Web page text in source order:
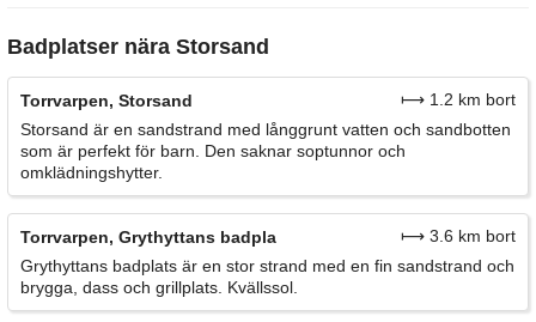
Badplatser nära Storsand
Torrvarpen, Storsand
⟼ 1.2 km bort
Storsand är en sandstrand med långgrunt vatten och sandbotten
som är perfekt för barn. Den saknar soptunnor och
omklädningshytter.
Torrvarpen, Grythyttans badpla
⟼ 3.6 km bort
Grythyttans badplats är en stor strand med en fin sandstrand och
brygga, dass och grillplats. Kvällssol.